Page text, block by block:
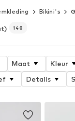
Bikini's
148
Maat Kleur
Details